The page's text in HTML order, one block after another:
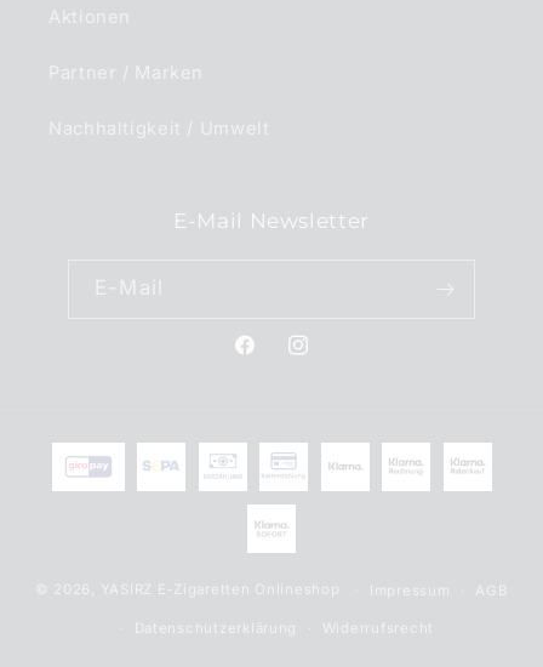
Aktionen
Partner / Marken
Nachhaltigkeit / Umwelt
E-Mail Newsletter
E-Mail
FacebookInstagram
Zahlungsmethoden
© 2026, YASIRZ E-Zigaretten Onlineshop Impressum AGB
Datenschutzerklärung Widerrufsrecht